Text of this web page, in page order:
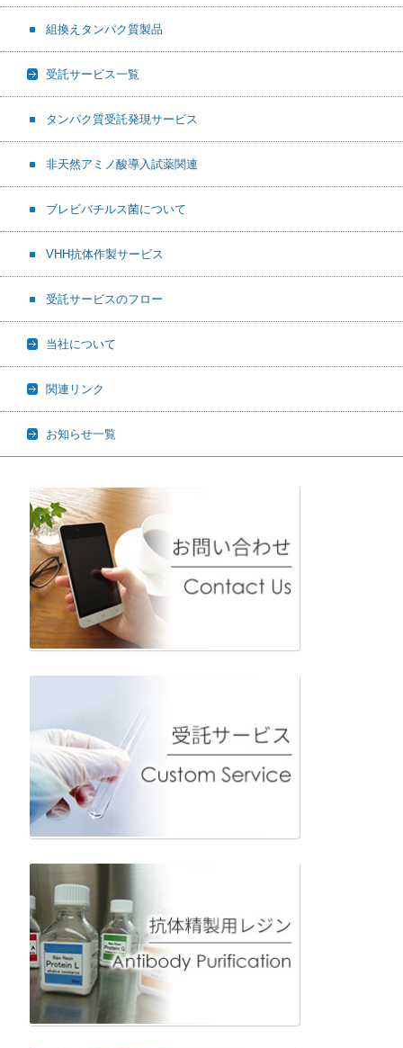
組換えタンパク質製品
受託サービス一覧
タンパク質受託発現サービス
非天然アミノ酸導入試薬関連
ブレビバチルス菌について
VHH抗体作製サービス
受託サービスのフロー
当社について
関連リンク
お知らせ一覧